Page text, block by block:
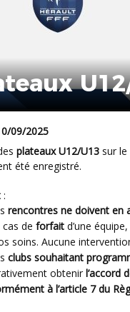
09/2025
plateaux U12/U13 sur le
été enregistré.
:
rencontres ne doivent en
cas de forfait d’une
soins. Aucune
clubs souhaitant
obtenir l’accord
à l’article 7 du